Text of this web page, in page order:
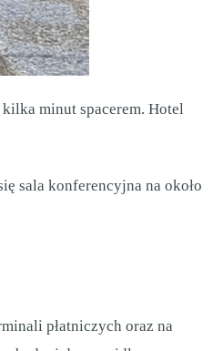
minut spacerem. Hotel
sala konferencyjna na około
płatniczych oraz na